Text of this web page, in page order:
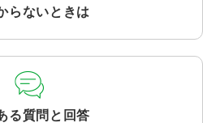
らないときは
る質問と回答